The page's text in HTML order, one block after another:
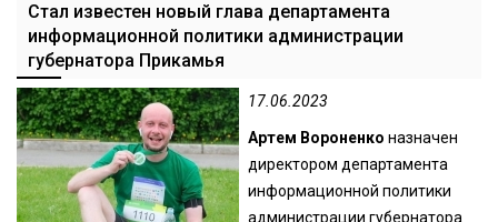
Стал известен новый глава департамента
информационной политики администрации
губернатора Прикамья
17.06.2023
Артем Вороненко назначен
директором департамента
информационной политики
администрации губернатора